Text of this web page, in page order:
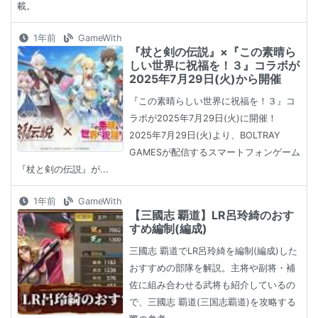
載。
1年前 GameWith
『杖と剣の伝説』×『この素晴ら
しい世界に祝福を！３』コラボが
2025年7月29日(火)から開催
『この素晴らしい世界に祝福を！３』コ
ラボが2025年7月29日(火)に開催！
2025年7月29日(火)より、BOLTRAY
GAMESが配信するスマートフォンゲーム
『杖と剣の伝説』が...
1年前 GameWith
【三國志 覇道】LR呂玲綺のおす
すめ編制(編成)
三國志 覇道でLR呂玲綺を編制(編成)した
おすすめの部隊を解説。主将や副将・補
佐に組み合わせる武将も紹介しているの
で、三國志 覇道(三国志覇道)を攻略する